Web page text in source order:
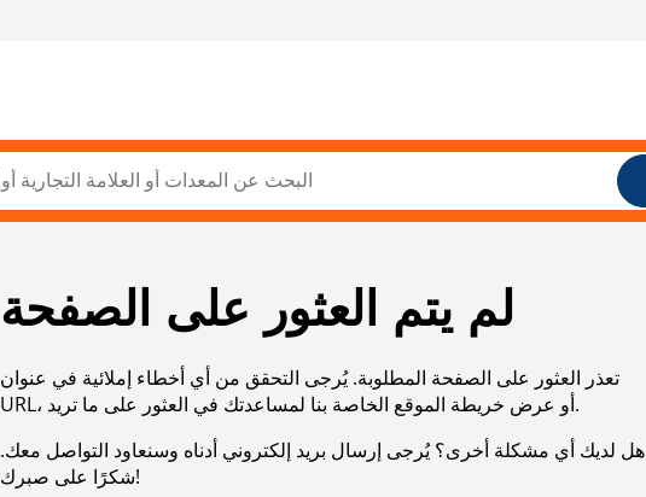
لم يتم العثور على الصفحة
تعذر العثور على الصفحة المطلوبة. يُرجى التحقق من أي أخطاء إملائية في عنوان
URL، أو عرض خريطة الموقع الخاصة بنا لمساعدتك في العثور على ما تريد.
هل لديك أي مشكلة أخرى؟ يُرجى إرسال بريد إلكتروني أدناه وسنعاود التواصل معك.
شكرًا على صبرك!